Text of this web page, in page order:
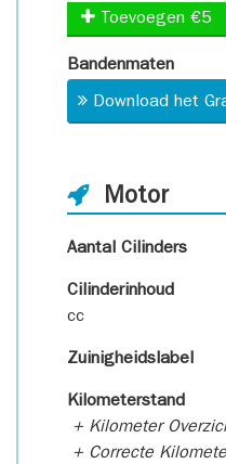
Toevoegen €5
Bandenmaten
Download het
Motor
Aantal Cilinders
Cilinderinhoud
cc
Zuinigheidslabel
Kilometerstand
+ Kilometer
+ Correcte